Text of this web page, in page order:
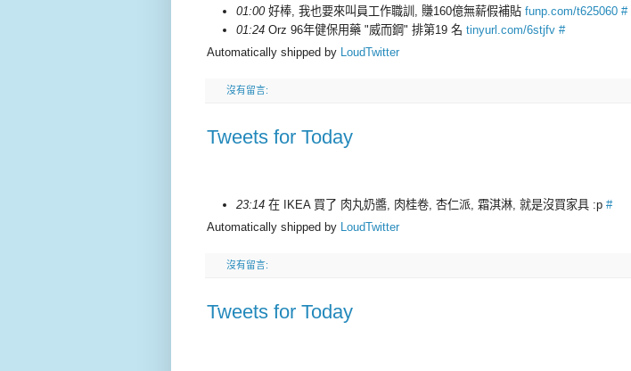
01:00 好棒, 我也要來叫員工作職訓, 賺160億無薪假補貼 funp.com/t625060 #
01:24 Orz 96年健保用藥 "威而鋼" 排第19 名 tinyurl.com/6stjfv #
Automatically shipped by LoudTwitter
沒有留言:
Tweets for Today
23:14 在 IKEA 買了 肉丸奶醬, 肉桂卷, 杏仁派, 霜淇淋, 就是沒買家具 :p #
Automatically shipped by LoudTwitter
沒有留言:
Tweets for Today